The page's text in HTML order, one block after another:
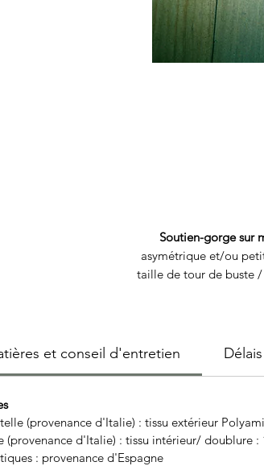
Soutien-gorge sur
asymétrique et/ou
taille de tour de buste
Sans
Maintien et
Agrafes dos sur 3
et conseil d'entretien
(provenance d'Italie) : tissu extérieur
(provenance d'Italie) : tissu intérieur/ doublure :
: provenance d'Espagne